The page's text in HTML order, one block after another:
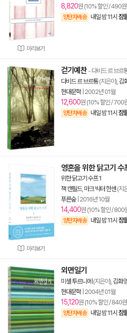
미리보기
8,820원 (10% 할인 / 490
양탄자배송 내일 밤 11시 잠
걷기예찬 - 다비드 르 브르
다비드 르 브르통(지은이), 김
현대문학| 2002년 01월
12,600원 (10% 할인 / 700
양탄자배송 내일 밤 11시 잠
미리보기
영혼을 위한 닭고기 수
위한 닭고기 수프 1
잭 캔필드, 마크 빅터 한센 (지
푸른숲| 2016년 10월
14,400원 (10% 할인 / 800
양탄자배송 내일 밤 11시 잠
외면일기
미셸 투르니에 (지은이), 김화
현대문학| 2004년 01월
15,120원 (10% 할인 / 840
양탄자배송 내일 밤 11시 잠